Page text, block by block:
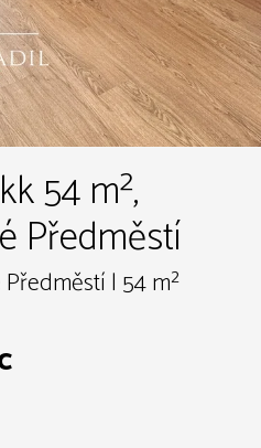
54 m²,
Předměstí
| 54 m²